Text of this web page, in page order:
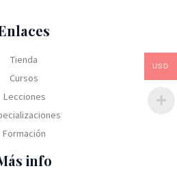
Tienda
Cursos
Lecciones
Formación
info
USD